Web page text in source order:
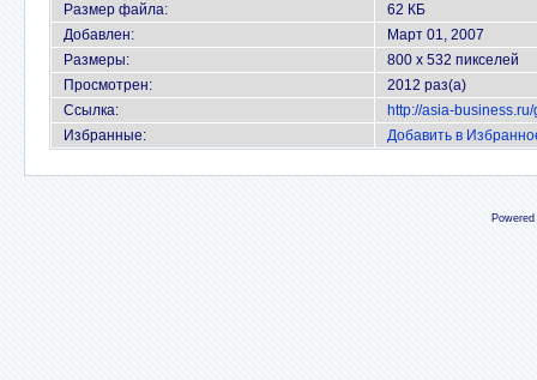
Размер файла:
62 КБ
Добавлен:
Март 01, 2007
Размеры:
800 x 532 пикселей
Просмотрен:
2012 раз(а)
Ссылка:
http://asia-
Избранные:
Добавить в